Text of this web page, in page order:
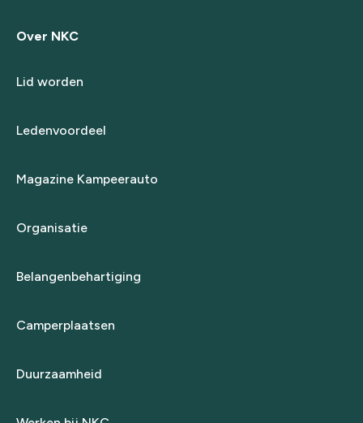
Over NKC
Lid worden
Ledenvoordeel
Magazine Kampeerauto
Organisatie
Belangenbehartiging
Camperplaatsen
Duurzaamheid